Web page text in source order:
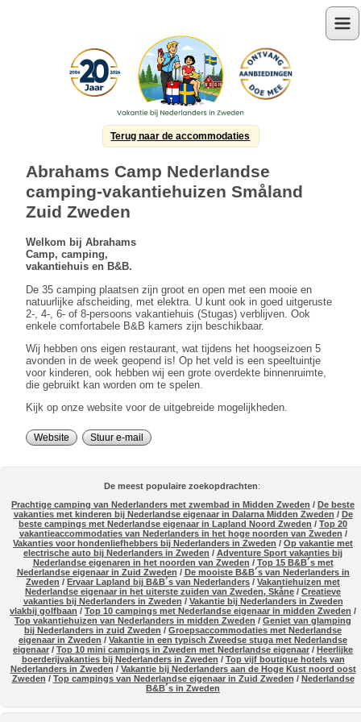
Menu
Terug naar de accommodaties
Abrahams Camp Nederlandse
camping-vakantiehuizen Småland
Zuid Zweden
Welkom bij Abrahams
Camp, camping,
vakantiehuis en B&B.
De 35 camping plaatsen zijn groot en open met een mooie en
natuurlijke afscheiding, met elektra. U kunt ook in goed uitgeruste
2-, 4-, 6- of 8-persoons vakantiehuis (Stugas) verblijven. Ook
enkele comfortabele B&B kamers zijn beschikbaar.
Wij hebben ons eigen restaurant, wat tijdens het hoogseizoen 5
avonden in de week geopend is! Op het veld is een speeltuintje
voor kinderen, ook hebben wij een grote overdekte binnenruimte,
die gebruikt kan worden om te spelen.
Kijk op onze website voor de uitgebreide mogelijkheden.
Website Stuur e-mail
De meest populaire zoekopdrachten:
Prachtige camping van Nederlanders met zwembad in Midden Zweden /De beste
vakanties met kinderen bij Nederlandse eigenaar in Dalarna Midden Zweden / De
beste campings met Nederlandse eigenaar in Lapland Noord Zweden /Top 20
vakantieaccommodaties van Nederlanders in het hoge noorden van Zweden /
Vakanties voor hondenliefhebbers bij Nederlanders in Zweden /Op vakantie met
electrische auto bij Nederlanders in Zweden /Adventure Sport vakanties bij
Nederlandse eigenaren in het noorden van Zweden / Top 15 B&B´s met
Nederlandse eigenaar in Zuid Zweden / De mooiste B&B´s van Nederlanders in
Zweden /Ervaar Lapland bij B&B´s van Nederlanders /Vakantiehuizen met
Nederlandse eigenaar in het uiterste zuiden van Zweden, Skåne /Creatieve
vakanties bij Nederlanders in Zweden / Vakantie bij Nederlanders in Zweden
vlakbij golfbaan /Top 10 campings met Nederlandse eigenaar in midden Zweden /
Top vakantiehuizen van Nederlanders in midden Zweden /Geniet van glamping
bij Nederlanders in zuid Zweden /Groepsaccommodaties met Nederlandse
eigenaar in Zweden /Vakantie in een typisch Zweedse stuga met Nederlandse
eigenaar /Top 10 mini campings in Zweden met Nederlandse eigenaar /Heerlijke
boerderijvakanties bij Nederlanders in Zweden / Top vijf boutique hotels van
Nederlanders in Zweden / Vakantie bij Nederlanders aan de Hoge Kust noord oost
Zweden / Top campings van Nederlandse eigenaar in Zuid Zweden / Nederlandse
B&B´s in Zweden